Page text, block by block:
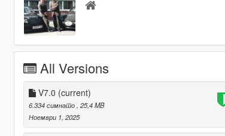
All Versions
V7.0 (current)
6.334 симнато , 25,4 MB
Ноември 1, 2025